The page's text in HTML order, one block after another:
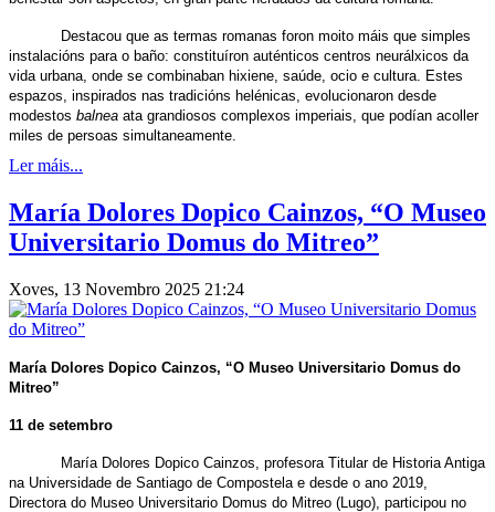
Destacou que as termas romanas foron moito máis que simples
instalacións para o baño: constituíron auténticos centros neurálxicos da
vida urbana, onde se combinaban hixiene, saúde, ocio e cultura. Estes
espazos, inspirados nas tradicións helénicas, evolucionaron desde
modestos balnea ata grandiosos complexos imperiais, que podían acoller
miles de persoas simultaneamente.
Ler máis...
María Dolores Dopico Cainzos, “O Museo
Universitario Domus do Mitreo”
Xoves, 13 Novembro 2025 21:24
María Dolores Dopico Cainzos, “O Museo Universitario Domus do
Mitreo”
11 de setembro
María Dolores Dopico Cainzos,
profesora Titular de Historia Antiga
na Universidade de Santiago de Compostela e desde o ano 2019,
Directora do Museo Universitario Domus do Mitreo (Lugo), participou no